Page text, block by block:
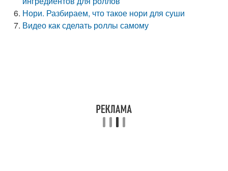
Нори. Разбираем, что такое нори для суши
Видео как сделать роллы самому